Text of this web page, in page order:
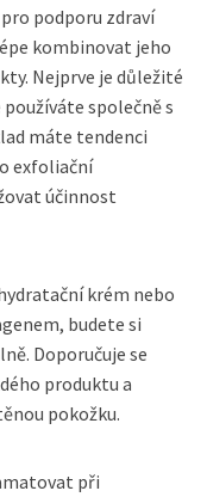
podporu zdraví
kombinovat jeho
Nejprve je důležité
společně s
máte tendenci
exfoliační
účinnost
krém nebo
budete si
Doporučuje se
produktu a
pokožku.
při